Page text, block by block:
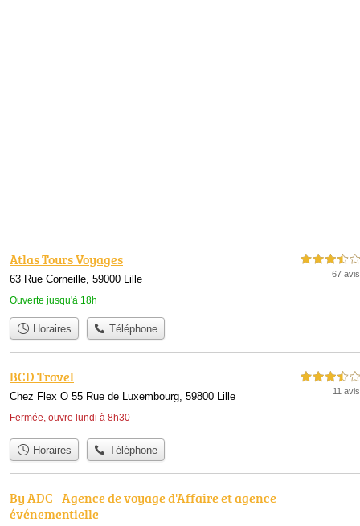
Atlas Tours Voyages
63 Rue Corneille, 59000 Lille
Ouverte jusqu'à 18h
3,5 étoiles sur 5
67 avis
Horaires Téléphone
BCD Travel
Chez Flex O 55 Rue de Luxembourg, 59800 Lille
Fermée, ouvre lundi à 8h30
3,5 étoiles sur 5
11 avis
Horaires Téléphone
By ADC - Agence de voyage d'Affaire et agence
événementielle